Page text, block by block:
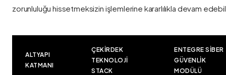
zorunluluğu hissetmeksizin işlemlerine kararlılıkla devam
ALTYAPI
KATMANI
ÇEKIRDEK
TEKNOLOJI
STACK
ENTEGRE SIBER
GÜVENLIK
MODÜLÜ